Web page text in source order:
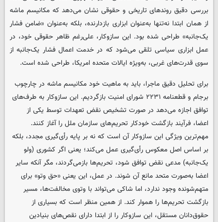
بررسی دقیق روندهای تاریخی و حقوقی نشان می‌دهد که مکانیسم ماشه
از همان ابتدا نه‌تنها به‌عنوان ابزاری بازدارنده، بلکه به‌عنوان «ضامن فشار
یک‌جانبه» طراحی شده بود. این سازوکار، علی‌رغم ظاهر حقوقی خود، در
عمل ابزاری سیاسی تلقی می‌شود که در خدمت اعمال فشار یک‌جانبه از
سوی قدرت‌های غربی، به‌ویژه ایالات متحده امریکا، طراحی شده است.
برای تحلیل دقیق ماجرا، باید به ماهیت خود مکانیسم ماشه در چارچوب
برجام و قطعنامه ۲۲۳۱ شورای امنیت بازگردیم. این سازوکار به طرف‌های
توافق اجازه می‌دهد در صورت تشخیص نقض تعهدات توسط یکی از
اعضا، فرآیند بازگشت خودکار تحریم‌های سازمان ملل را آغاز کنند.
مهم‌ترین ویژگی این سازوکار آن است که نه بر پایه رأی‌گیری مجدد، بلکه
بر اساس اصل معکوس رأی‌گیری عمل می‌کند؛ یعنی اگر کشوری (ولو
یک‌جانبه) مدعی نقض توافق شود، تحریم‌ها بازمی‌گردند، مگر آنکه سایر
اعضا به‌صورت متحد مانع آن شوند. در عمل، این یعنی «حق وتو» برای
متهم‌شونده وجود ندارد، اما شاکی می‌تواند با وتوی مخالفت‌ها، مسیر
بازگشت تحریم‌ها را هموار کند. از همین منظر است که بسیاری از
حقوق‌دانان مستقل، این سازوکار را از ابتدا دارای نقص‌های بنیادین